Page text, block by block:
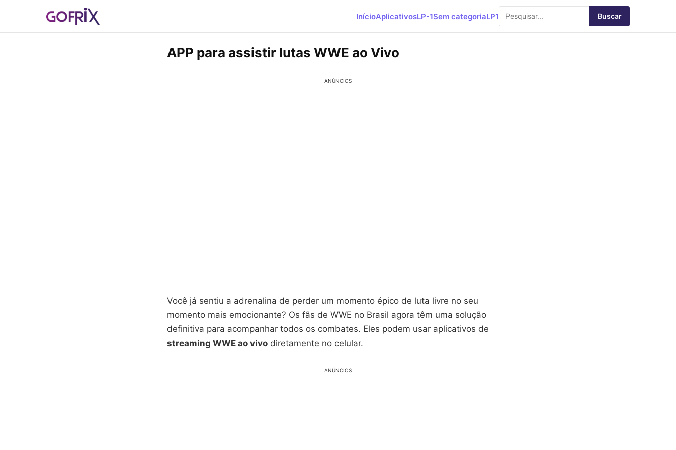
InícioAplicativosLP-1Sem categoriaLP1 Buscar
APP para assistir lutas WWE ao Vivo
ANÚNCIOS
Você já sentiu a adrenalina de perder um momento épico de luta livre no seu
momento mais emocionante? Os fãs de WWE no Brasil agora têm uma solução
definitiva para acompanhar todos os combates. Eles podem usar aplicativos de
streaming WWE ao vivo diretamente no celular.
ANÚNCIOS